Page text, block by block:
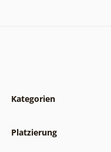
Kategorien
Platzierung